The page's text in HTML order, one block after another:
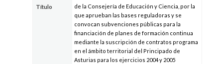
Título
de la Consejería de Educación y Ciencia, por la
que aprueban las bases reguladoras y se
convocan subvenciones públicas para la
financiación de planes de formación continua
mediante la suscripción de contratos programa
en el ámbito territorial del Principado de
Asturias para los ejercicios 2004 y 2005